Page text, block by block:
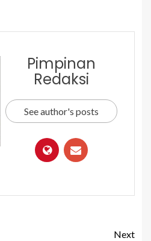
Pimpinan
Redaksi
See author's posts
Next